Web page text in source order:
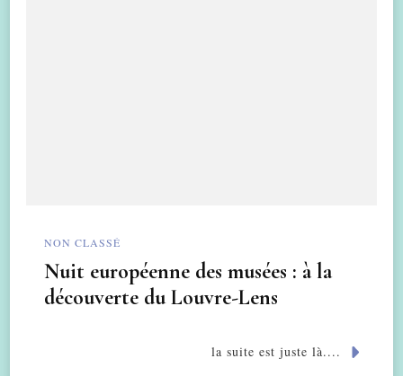
NON CLASSÉ
Nuit européenne des musées : à la
découverte du Louvre-Lens
la suite est juste là....